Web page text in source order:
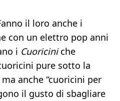
il loro anche i
con un elettro pop anni
i Cuoriciniche
pure sotto la
anche “cuoricini per
il gusto di sbagliare